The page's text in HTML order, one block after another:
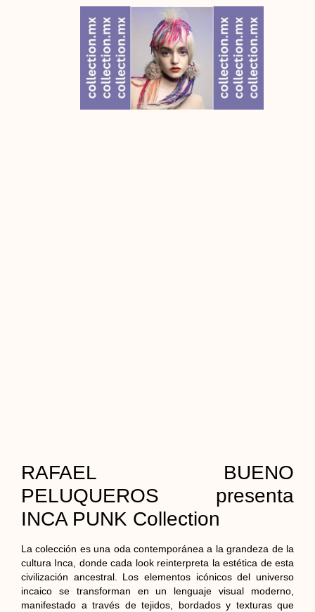
RAFAEL BUENO
PELUQUEROS presenta
INCA PUNK Collection
La colección es una oda contemporánea a la grandeza de la
cultura Inca, donde cada look reinterpreta la estética de esta
civilización ancestral. Los elementos icónicos del universo
incaico se transforman en un lenguaje visual moderno,
manifestado a través de tejidos, bordados y texturas que